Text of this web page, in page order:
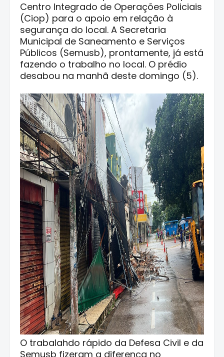
Centro Integrado de Operações Policiais
(Ciop) para o apoio em relação à
segurança do local. A Secretaria
Municipal de Saneamento e Serviços
Públicos (Semusb), prontamente, já está
fazendo o trabalho no local. O prédio
desabou na manhã deste domingo (5).
O trabalahdo rápido da Defesa Civil e da
Semusb fizeram a diferença no